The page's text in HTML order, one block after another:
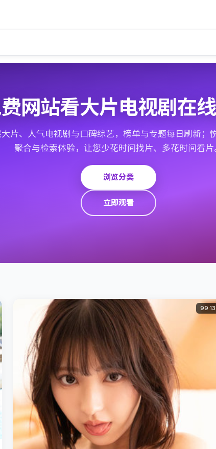
网站看大片电视剧在
片、人气电视剧与口碑综艺，榜单与专题每日刷新；
聚合与检索体验，让您少花时间找片、多花时间看片
浏览分类
立即观看
99:13